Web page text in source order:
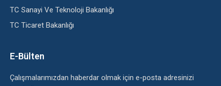
TC Sanayi Ve Teknoloji Bakanlığı
TC Ticaret Bakanlığı
E-Bülten
Çalışmalarımızdan haberdar olmak için e-posta adresinizi